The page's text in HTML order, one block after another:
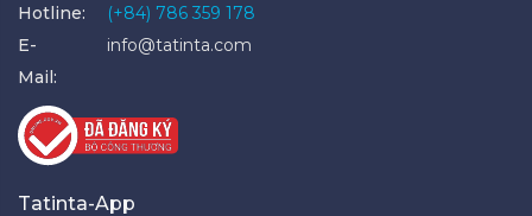
Hotline:
(+84) 786 359 178
E-
Mail:
info@tatinta.com
Tatinta-App